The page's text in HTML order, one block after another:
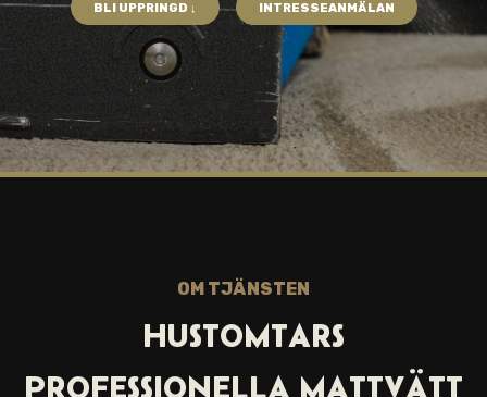
BLI UPPRINGD ↓ INTRESSEANMÄLAN
OM TJÄNSTEN
HUSTOMTARS
PROFESSIONELLA MATTVÄTT